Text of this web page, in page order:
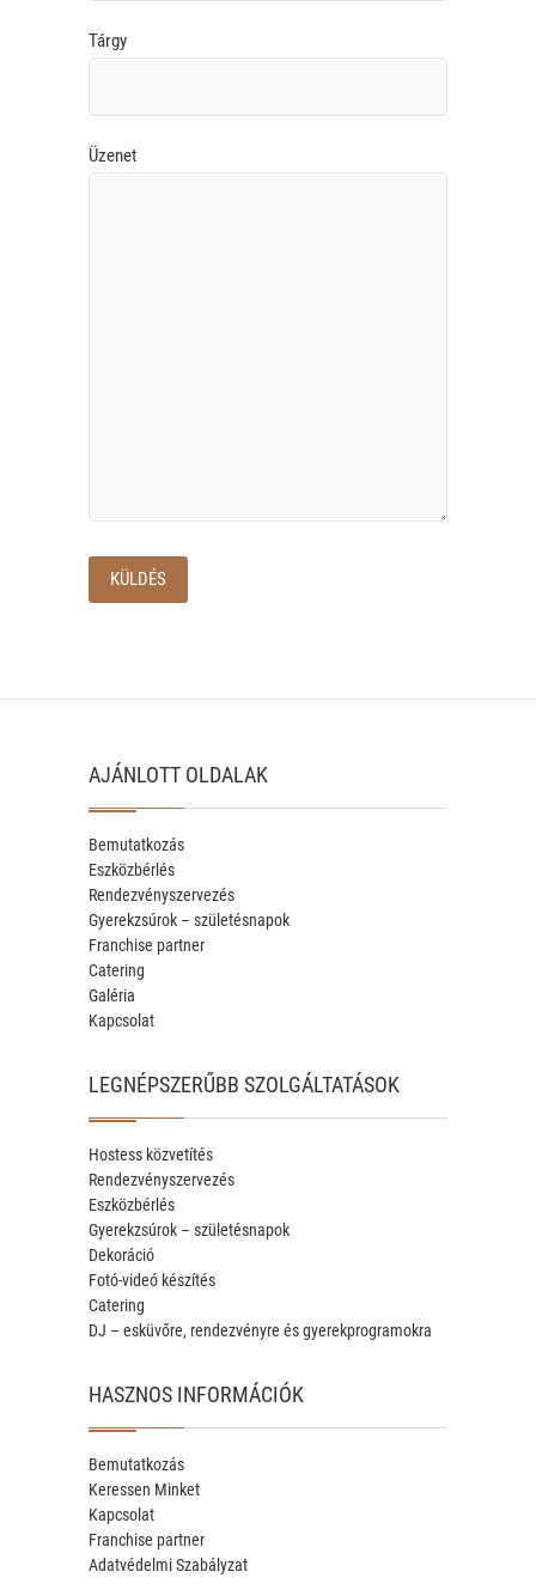
Tárgy
Üzenet
AJÁNLOTT OLDALAK
Bemutatkozás
Eszközbérlés
Rendezvényszervezés
Gyerekzsúrok – születésnapok
Franchise partner
Catering
Galéria
Kapcsolat
LEGNÉPSZERŰBB SZOLGÁLTATÁSOK
Hostess közvetítés
Rendezvényszervezés
Eszközbérlés
Gyerekzsúrok – születésnapok
Dekoráció
Fotó-videó készítés
Catering
DJ – esküvőre, rendezvényre és gyerekprogramokra
HASZNOS INFORMÁCIÓK
Bemutatkozás
Keressen Minket
Kapcsolat
Franchise partner
Adatvédelmi Szabályzat